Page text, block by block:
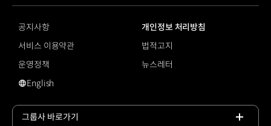
journal
tv
공지사항
개인정보 처리방침
서비스 이용약관
법적고지
운영정책
뉴스레터
영문 사이트로 이동
English
그룹사 바로가기